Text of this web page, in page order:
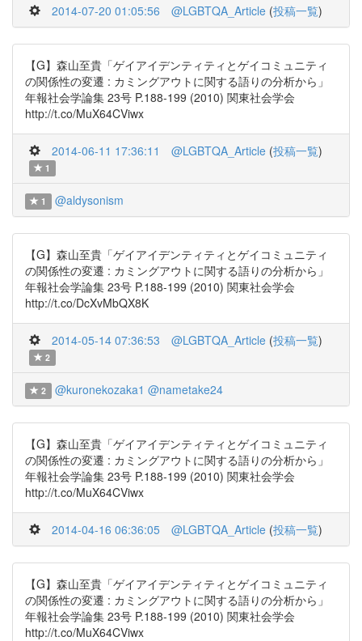
2014-07-20 01:05:56 @LGBTQA_Article (投稿一覧)
【G】森山至貴「ゲイアイデンティティとゲイコミュニティ
の関係性の変遷 : カミングアウトに関する語りの分析から」
年報社会学論集 23号 P.188-199 (2010) 関東社会学会
http://t.co/MuX64CViwx
2014-06-11 17:36:11 @LGBTQA_Article (投稿一覧)
1
1 @aldysonism
【G】森山至貴「ゲイアイデンティティとゲイコミュニティ
の関係性の変遷 : カミングアウトに関する語りの分析から」
年報社会学論集 23号 P.188-199 (2010) 関東社会学会
http://t.co/DcXvMbQX8K
2014-05-14 07:36:53 @LGBTQA_Article (投稿一覧)
2
2 @kuronekozaka1 @nametake24
【G】森山至貴「ゲイアイデンティティとゲイコミュニティ
の関係性の変遷 : カミングアウトに関する語りの分析から」
年報社会学論集 23号 P.188-199 (2010) 関東社会学会
http://t.co/MuX64CViwx
2014-04-16 06:36:05 @LGBTQA_Article (投稿一覧)
【G】森山至貴「ゲイアイデンティティとゲイコミュニティ
の関係性の変遷 : カミングアウトに関する語りの分析から」
年報社会学論集 23号 P.188-199 (2010) 関東社会学会
http://t.co/MuX64CViwx